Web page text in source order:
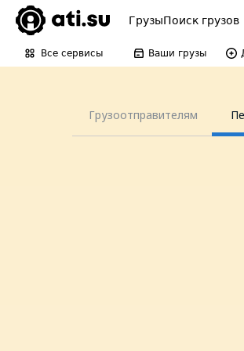
ГрузыПоиск грузов
Все сервисы Ваши грузы
Грузоотправителям